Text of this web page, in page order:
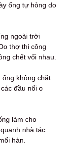
ống tự hỏng do
ngoài trời
thợ thi công
chết vối nhau.
không chặt
đầu nối o
làm cho
nhà tác
hàn.